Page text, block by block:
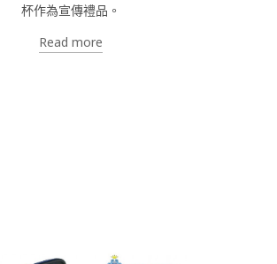
杯作為宣傳禮品。
Read more